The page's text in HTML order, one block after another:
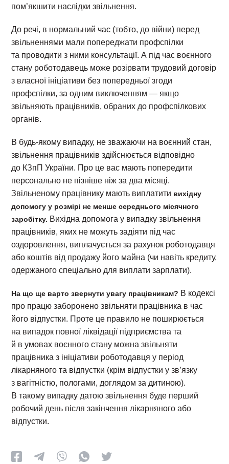
пом’якшити наслідки звільнення.
До речі, в нормальний час (тобто, до війни) перед
звільненнями мали попереджати профспілки
та проводити з ними консультації. А під час воєнного
стану роботодавець може розірвати трудовий договір
з власної ініціативи без попередньої згоди
профспілки, за одним виключенням — якщо
звільняють працівників, обраних до профспілкових
органів.
В будь-якому випадку, не зважаючи на воєнний стан,
звільнення працівників здійснюється відповідно
до КЗпП України. Про це вас мають попередити
персонально не пізніше ніж за два місяці.
Звільненому працівнику мають виплатити вихідну
допомогу у розмірі не менше середнього місячного
заробітку. Вихідна допомога у випадку звільнення
працівників, яких не можуть задіяти під час
оздоровлення, виплачується за рахунок роботодавця
або коштів від продажу його майна (чи навіть кредиту,
одержаного спеціально для виплати зарплати).
На що ще варто звернути увагу працівникам? В кодексі
про працю заборонено звільняти працівника в час
його відпустки. Проте це правило не поширюється
на випадок повної ліквідації підприємства та
й в умовах воєнного стану можна звільняти
працівника з ініціативи роботодавця у період
лікарняного та відпустки (крім відпустки у зв’язку
з вагітністю, пологами, доглядом за дитиною).
В такому випадку датою звільнення буде перший
робочий день після закінчення лікарняного або
відпустки.